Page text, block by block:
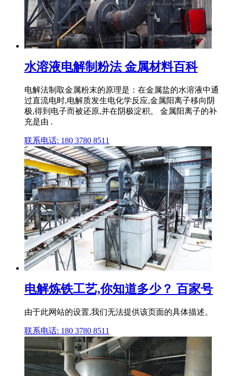
水溶液电解制粉法 金属材料百科
电解法制取金属粉末的原理是：在金属盐的水溶液中通
过直流电时,电解质发生电化学反应,金属阳离子移向阴
极,得到电子而被还原,并在阴极淀积。 金属阳离子的补
充是由 .
联系电话: 180 3780 8511
电解炼铁工艺,你知道多少？ 百家号
由于此网站的设置,我们无法提供该页面的具体描述。
联系电话: 180 3780 8511